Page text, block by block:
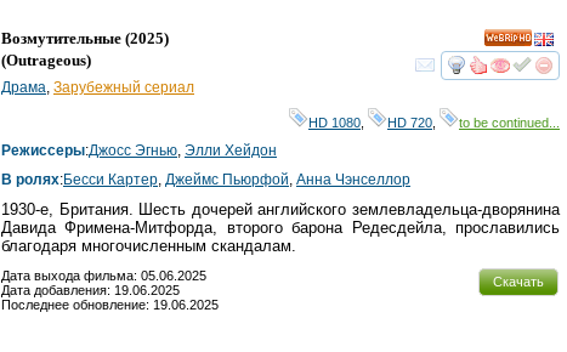
смотреть
HD
Возмутительные (2025)
(Outrageous)
Драма, Зарубежный сериал
HD 1080 HD 720 to be continued...
Режиссеры:Джосс Эгнью, Элли Хейдон
В ролях:Бесси Картер, Джеймс Пьюрфой, Анна Чэнселлор
1930-е, Британия. Шесть дочерей английского землевладельца-дворянина
Давида Фримена-Митфорда, второго барона Редесдейла, прославились
благодаря многочисленным скандалам.
Скачать
Дата выхода фильма: 05.06.2025
Дата добавления: 19.06.2025
Последнее обновление: 19.06.2025